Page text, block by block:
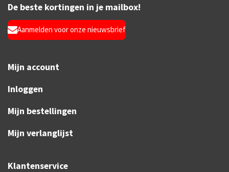
De beste kortingen in je mailbox!
Aanmelden voor onze nieuwsbrief
Mijn account
Inloggen
Mijn bestellingen
Mijn verlanglijst
Klantenservice